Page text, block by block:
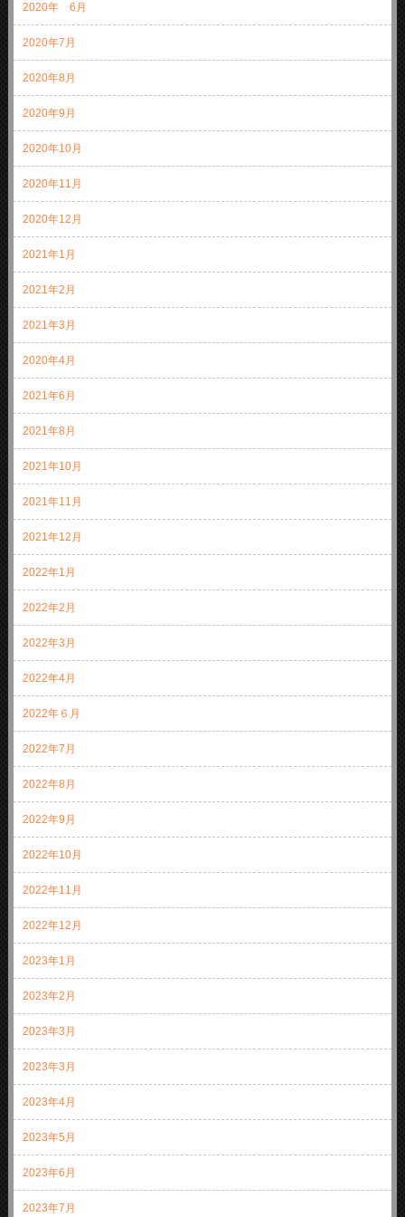
2020年 6月
2020年7月
2020年8月
2020年9月
2020年10月
2020年11月
2020年12月
2021年1月
2021年2月
2021年3月
2020年4月
2021年6月
2021年8月
2021年10月
2021年11月
2021年12月
2022年1月
2022年2月
2022年3月
2022年4月
2022年６月
2022年7月
2022年8月
2022年9月
2022年10月
2022年11月
2022年12月
2023年1月
2023年2月
2023年3月
2023年3月
2023年4月
2023年5月
2023年6月
2023年7月